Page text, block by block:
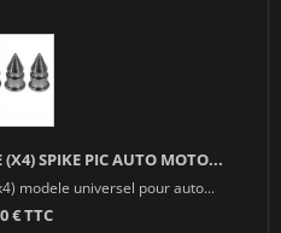
SPIKE PIC AUTO MOTO...
modele universel pour auto...
€ TTC